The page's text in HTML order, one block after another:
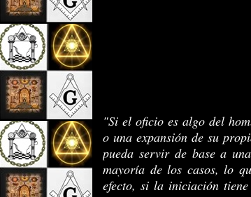
"Si el oficio es algo del
o una expansión de su
pueda servir de base a
mayoría de los casos, lo
efecto, si la iniciación